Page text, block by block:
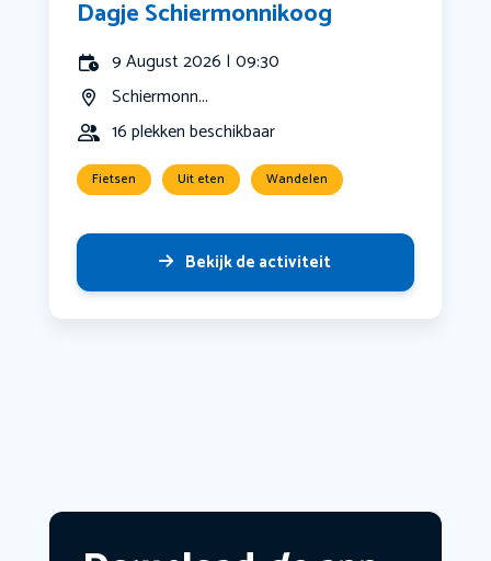
Dagje Schiermonnikoog
9 August 2026 | 09:30
Schiermonn...
16 plekken beschikbaar
Fietsen Uit eten Wandelen
Bekijk de activiteit